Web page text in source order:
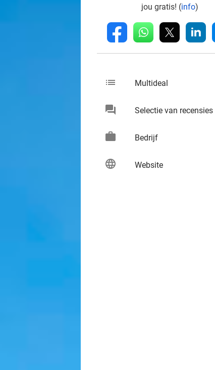
jou gratis! (info)
fb whatsapp linkedin
list Multideal
chat Selectie van recensies
work Bedrijf
language Website